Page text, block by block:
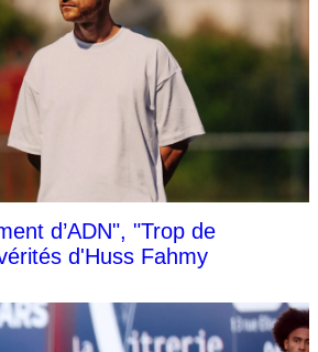
d’ADN", "Trop de
d'Huss Fahmy